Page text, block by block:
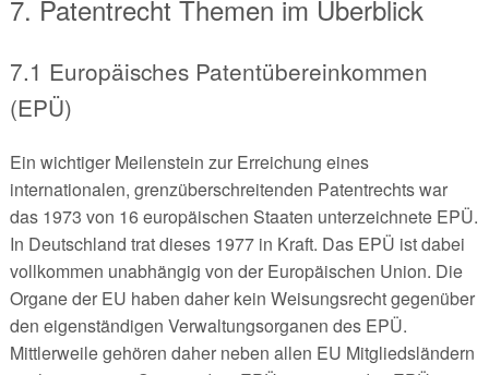
7. Patentrecht Themen im Überblick
7.1 Europäisches Patentübereinkommen
(EPÜ)
Ein wichtiger Meilenstein zur Erreichung eines
internationalen, grenzüberschreitenden Patentrechts war
das 1973 von 16 europäischen Staaten unterzeichnete EPÜ.
In Deutschland trat dieses 1977 in Kraft. Das EPÜ ist dabei
vollkommen unabhängig von der Europäischen Union. Die
Organe der EU haben daher kein Weisungsrecht gegenüber
den eigenständigen Verwaltungsorganen des EPÜ.
Mittlerweile gehören daher neben allen EU Mitgliedsländern